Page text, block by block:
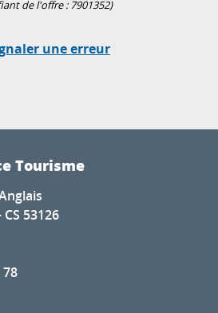
de l'offre : 7901352)
une erreur
Tourisme
53126
78